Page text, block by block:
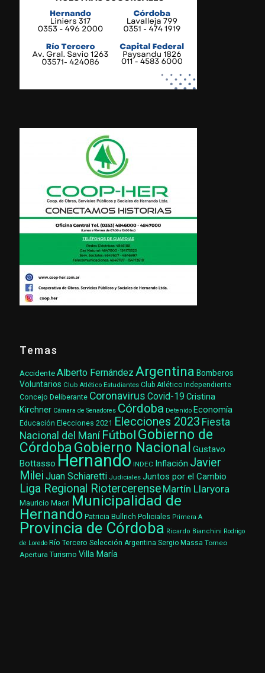
Temas
AccidenteAlberto Fernández Argentina Bomberos
Voluntarios Club Atlético Estudiantes Club Atlético Independiente
Concejo Deliberante Coronavirus Covid-19 Cristina
Kirchner Cámara de Senadores Córdoba Detenido Economía
Educación Elecciones 2021 Elecciones 2023 Fiesta
Nacional del Maní Fútbol Gobierno de
CórdobaGobierno Nacional Gustavo
Bottasso Hernando INDEC Inflación Javier
Milei Juan Schiaretti Judiciales Juntos por el Cambio
Liga Regional Riotercerense Martín Llaryora
Mauricio Macri Municipalidad de
Hernando Patricia Bullrich Policiales Primera A
Provincia de Córdoba Ricardo Bianchini Rodrigo
de Loredo Río Tercero Selección Argentina Sergio Massa Torneo
Apertura Turismo Villa María